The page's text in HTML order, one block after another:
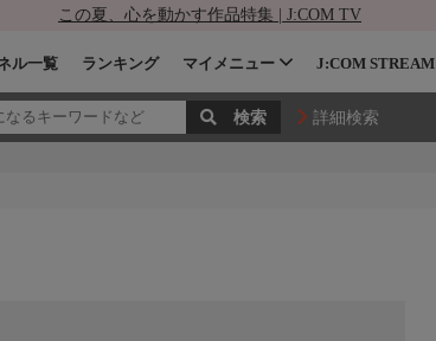
この夏、心を動かす作品特集 | J:COM TV
ル一覧 ランキング マイメニュー J:COM STREAM
詳細検索